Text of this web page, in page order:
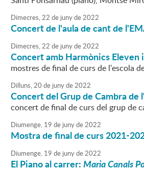
Dimecres,22 de junyde2022
Concert de l'aula de cant de
Dimecres,22 de junyde2022
Concert amb Harmònics Eleven
mostres de final de curs de l'escola
Dilluns,20 de junyde2022
Concert del Grup de Cambra de
concert de final de curs del grup de
Diumenge, 19 de junyde2022
Mostra de final de curs 2021-
Diumenge, 19 de junyde2022
El Piano al carrer:Maria Canals